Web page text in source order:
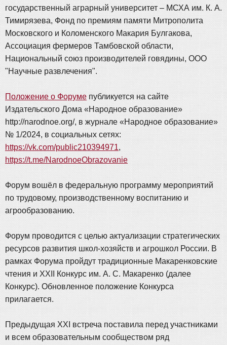
государственный аграрный университет – МСХА им. К. А.
Тимирязева, Фонд по премиям памяти Митрополита
Московского и Коломенского Макария Булгакова,
Ассоциация фермеров Тамбовской области,
Национальный союз производителей говядины, ООО
"Научные развлечения".
Положение о Форуме публикуется на сайте
Издательского Дома «Народное образование»
http://narodnoe.org/, в журнале «Народное образование»
№ 1/2024, в социальных сетях:
https://vk.com/public210394971,
https://t.me/NarodnoeObrazovanie
Форум вошёл в федеральную программу мероприятий
по трудовому, производственному воспитанию и
агрообразованию.
Форум проводится с целью актуализации стратегических
ресурсов развития школ-хозяйств и агрошкол России. В
рамках Форума пройдут традиционные Макаренковские
чтения и XXII Конкурс им. А. С. Макаренко (далее
Конкурс). Обновленное положение Конкурса
прилагается.
Предыдущая XXI встреча поставила перед участниками
и всем образовательным сообществом ряд